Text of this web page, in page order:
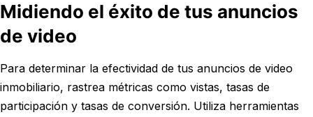
Midiendo el éxito de tus anuncios
de video
Para determinar la efectividad de tus anuncios de video
inmobiliario, rastrea métricas como vistas, tasas de
participación y tasas de conversión. Utiliza herramientas